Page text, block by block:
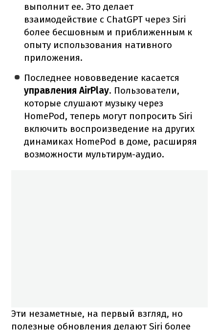
выполнит ее. Это делает
взаимодействие с ChatGPT через Siri
более бесшовным и приближенным к
опыту использования нативного
приложения.
Последнее нововведение касается
управления AirPlay. Пользователи,
которые слушают музыку через
HomePod, теперь могут попросить Siri
включить воспроизведение на других
динамиках HomePod в доме, расширяя
возможности мультирум-аудио.
Эти незаметные, на первый взгляд, но
полезные обновления делают Siri более